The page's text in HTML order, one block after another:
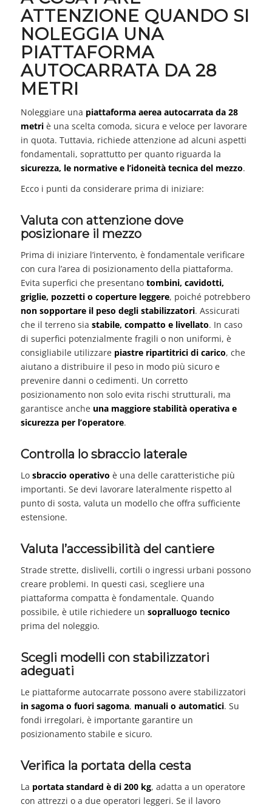
ATTENZIONE QUANDO SI
NOLEGGIA UNA
PIATTAFORMA
AUTOCARRATA DA 28
METRI
Noleggiare una piattaforma aerea autocarrata da 28
metriè una scelta comoda, sicura e veloce per lavorare
in quota. Tuttavia, richiede attenzione ad alcuni aspetti
fondamentali, soprattutto per quanto riguarda la
sicurezza, le normative e l’idoneità tecnica del mezzo.
Ecco i punti da considerare prima di iniziare:
Valuta con attenzione dove
posizionare il mezzo
Prima di iniziare l’intervento, è fondamentale verificare
con cura l’area di posizionamento della piattaforma.
Evita superfici che presentano tombini, cavidotti,
griglie, pozzetti o coperture leggere, poiché potrebbero
non sopportare il peso degli stabilizzatori. Assicurati
che il terreno sia stabile, compatto e livellato. In caso
di superfici potenzialmente fragili o non uniformi, è
consigliabile utilizzare piastre ripartitrici di carico, che
aiutano a distribuire il peso in modo più sicuro e
prevenire danni o cedimenti. Un corretto
posizionamento non solo evita rischi strutturali, ma
garantisce anche una maggiore stabilità operativa e
sicurezza per l’operatore.
Controlla lo sbraccio laterale
Lo sbraccio operativo è una delle caratteristiche più
importanti. Se devi lavorare lateralmente rispetto al
punto di sosta, valuta un modello che offra sufficiente
estensione.
Valuta l’accessibilità del cantiere
Strade strette, dislivelli, cortili o ingressi urbani possono
creare problemi. In questi casi, scegliere una
piattaforma compatta è fondamentale. Quando
possibile, è utile richiedere un sopralluogo tecnico
prima del noleggio.
Scegli modelli con stabilizzatori
adeguati
Le piattaforme autocarrate possono avere stabilizzatori
in sagoma o fuori sagoma, manuali o automatici. Su
fondi irregolari, è importante garantire un
posizionamento stabile e sicuro.
Verifica la portata della cesta
La portata standard è di 200 kg, adatta a un operatore
con attrezzi o a due operatori leggeri. Se il lavoro